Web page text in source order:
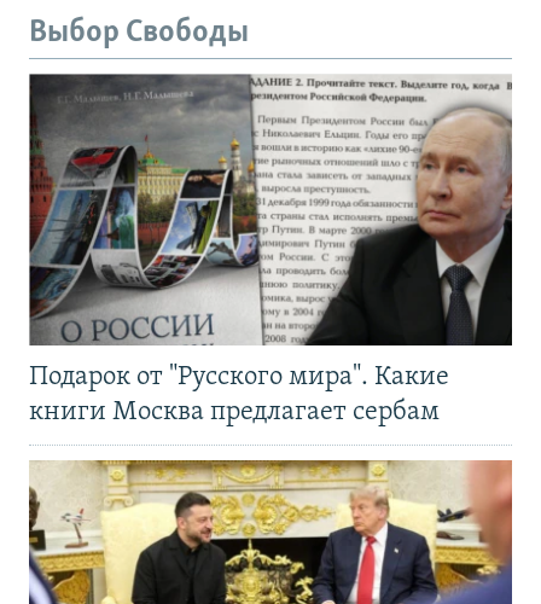
Выбор Свободы
Подарок от "Русского мира". Какие
книги Москва предлагает сербам